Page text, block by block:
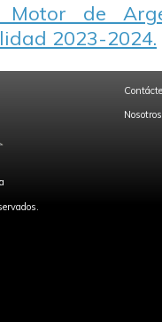
Motor de
2023-2024.
Nosotros